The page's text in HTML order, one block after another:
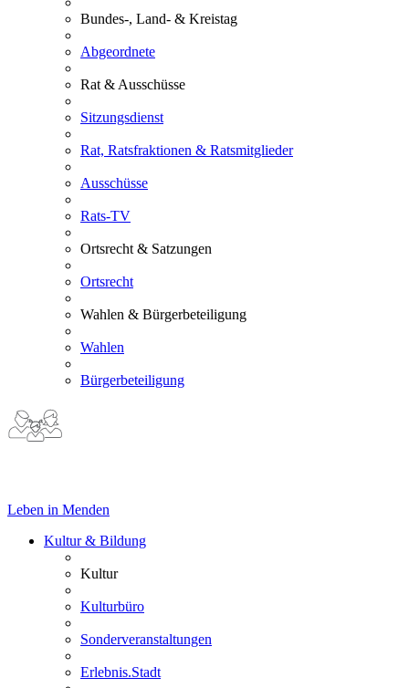
Bundes-, Land- & Kreistag
Abgeordnete
Rat & Ausschüsse
Sitzungsdienst
Rat, Ratsfraktionen & Ratsmitglieder
Ausschüsse
Rats-TV
Ortsrecht & Satzungen
Ortsrecht
Wahlen & Bürgerbeteiligung
Wahlen
Bürgerbeteiligung
Leben in Menden
Kultur & Bildung
Kultur
Kulturbüro
Sonderveranstaltungen
Erlebnis.Stadt